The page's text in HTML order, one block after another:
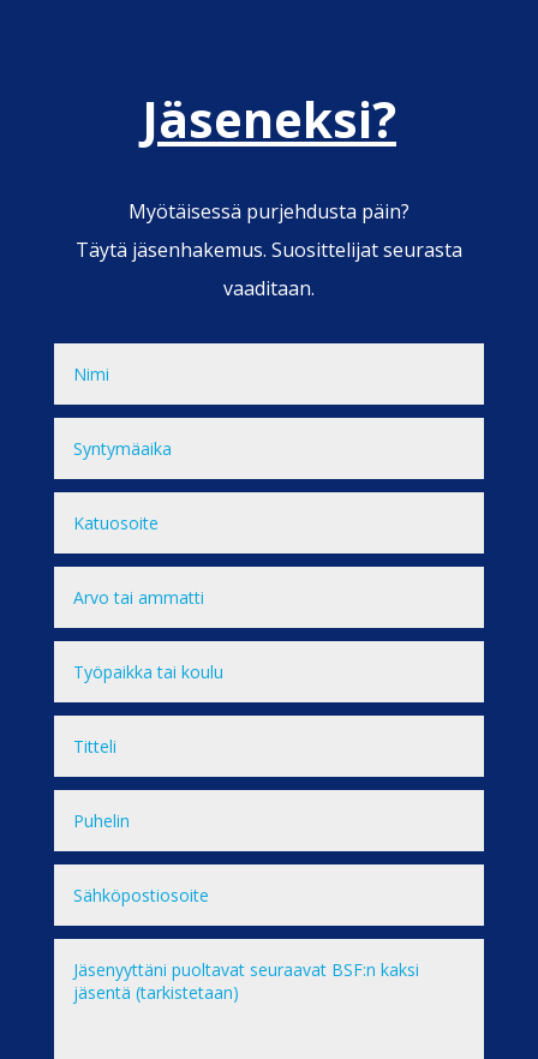
Jäseneksi?
Myötäisessä purjehdusta päin?
Täytä jäsenhakemus. Suosittelijat seurasta
vaaditaan.